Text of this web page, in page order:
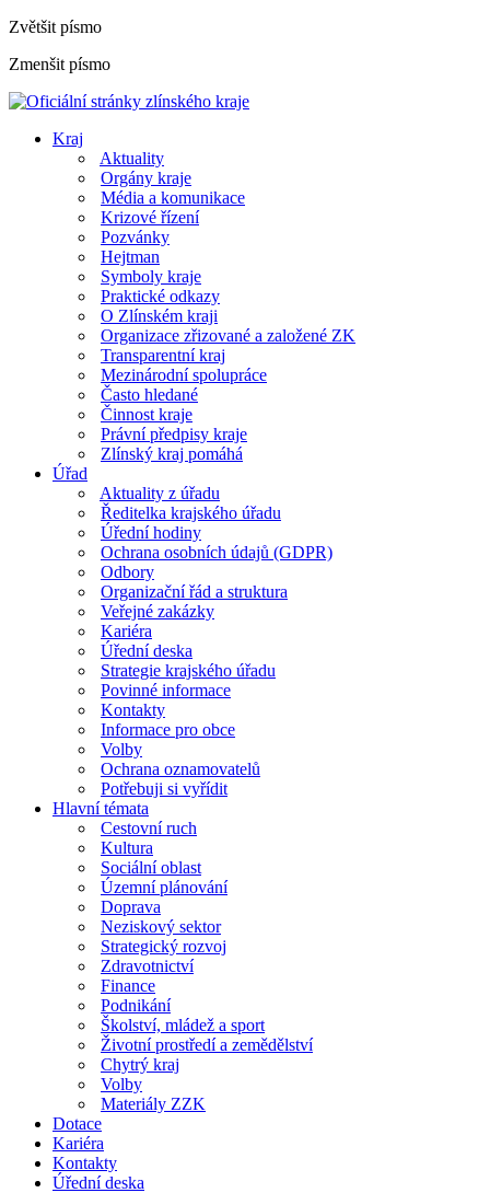
Zvětšit písmo
Zmenšit písmo
Kraj
Aktuality
Orgány kraje
Média a komunikace
Krizové řízení
Pozvánky
Hejtman
Symboly kraje
Praktické odkazy
O Zlínském kraji
Organizace zřizované a založené ZK
Transparentní kraj
Mezinárodní spolupráce
Často hledané
Činnost kraje
Právní předpisy kraje
Zlínský kraj pomáhá
Úřad
Aktuality z úřadu
Ředitelka krajského úřadu
Úřední hodiny
Ochrana osobních údajů (GDPR)
Odbory
Organizační řád a struktura
Veřejné zakázky
Kariéra
Úřední deska
Strategie krajského úřadu
Povinné informace
Kontakty
Informace pro obce
Volby
Ochrana oznamovatelů
Potřebuji si vyřídit
Hlavní témata
Cestovní ruch
Kultura
Sociální oblast
Územní plánování
Doprava
Neziskový sektor
Strategický rozvoj
Zdravotnictví
Finance
Podnikání
Školství, mládež a sport
Životní prostředí a zemědělství
Chytrý kraj
Volby
Materiály ZZK
Dotace
Kariéra
Kontakty
Úřední deska